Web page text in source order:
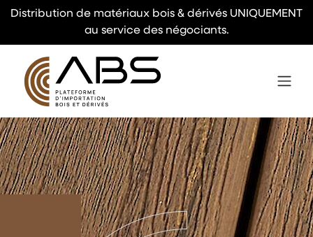
Distribution de matériaux bois & dérivés UNIQUEMENT
au service des négociants.